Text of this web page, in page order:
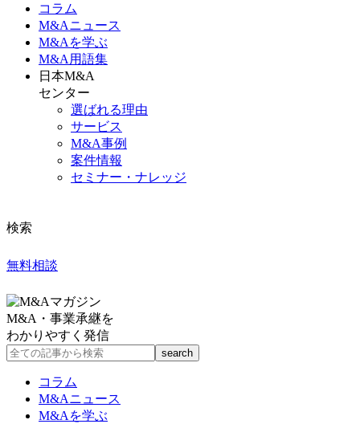
コラム
M&Aニュース
M&Aを学ぶ
M&A 用語集
日本M&A
センター
選ばれる理由
サービス
M&A事例
案件情報
セミナー・ナレッジ
検索
無料相談
M&A・事業承継を
わかりやすく発信
コラム
M&Aニュース
M&Aを学ぶ